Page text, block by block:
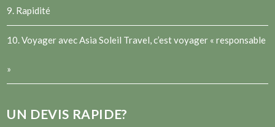
9. Rapidité
10. Voyager avec Asia Soleil Travel, c’est voyager « responsable
»
UN DEVIS RAPIDE?